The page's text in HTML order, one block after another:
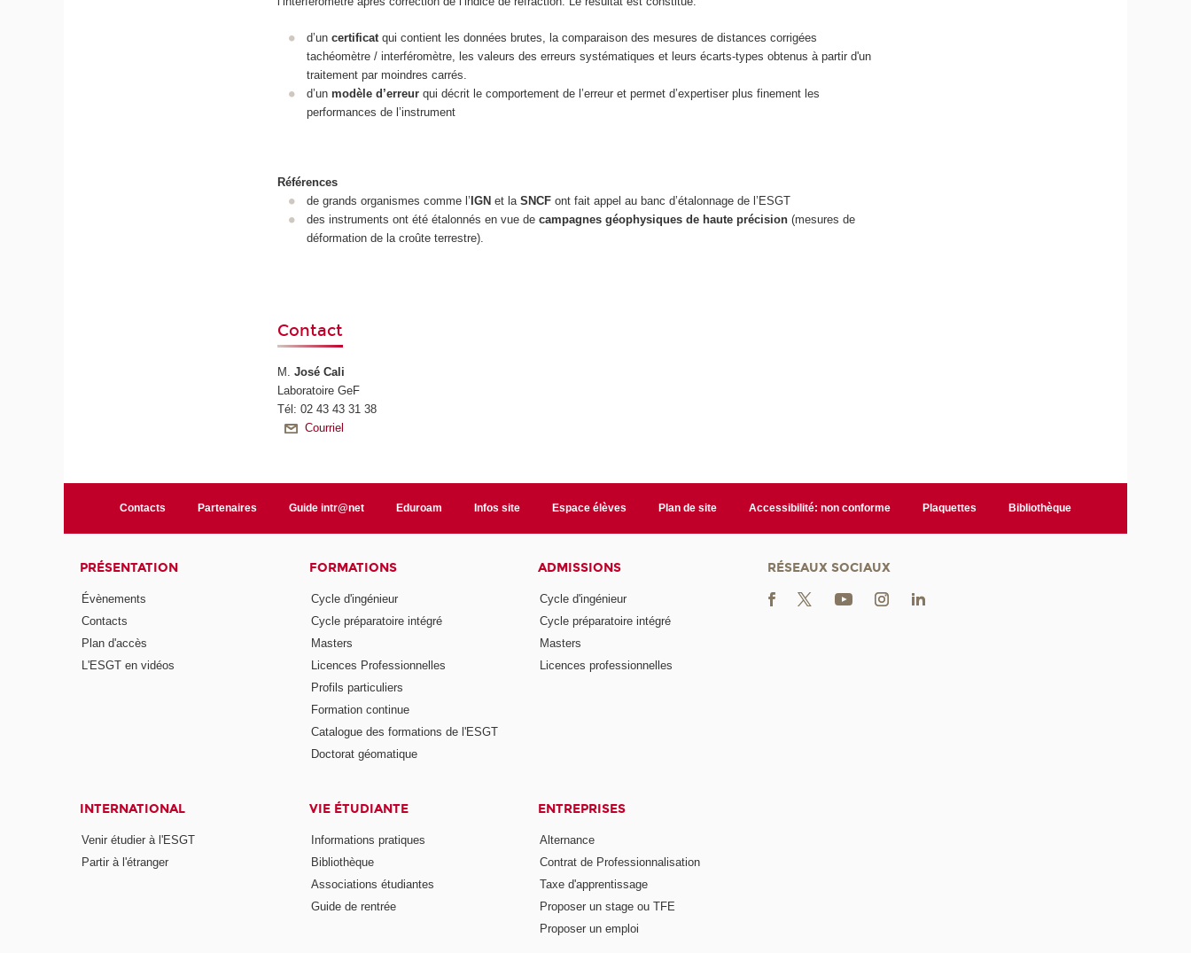
d’un certificatqui contient les données brutes, la comparaison des mesures de distances corrigées
tachéomètre / interféromètre, les valeurs des erreurs systématiques et leurs écarts-types obtenus à partir d'un
traitement par moindres carrés.
d’un modèle d’erreurqui décrit le comportement de l’erreur et permet d’expertiser plus finement les
performances de l’instrument
Références
de grands organismes comme l’ IGN et la SNCFont fait appel au banc d’étalonnage de l’ESGT
des instruments ont été étalonnés en vue de campagnes géophysiques de haute précision(mesures de
déformation de la croûte terrestre).
Contact
M.José Cali
Laboratoire GeF
Tél: 02 43 43 31 38
Courriel
Contacts Partenaires Guide intr@net Eduroam Infos site Espace élèves Plan de site Accessibilité: non conforme Plaquettes Bibliothèque
PRÉSENTATION
Évènements
Contacts
Plan d'accès
L'ESGT en vidéos
FORMATIONS
Cycle d'ingénieur
Cycle préparatoire intégré
Masters
Licences Professionnelles
Profils particuliers
Formation continue
Catalogue des formations de l'ESGT
Doctorat géomatique
ADMISSIONS
Cycle d'ingénieur
Cycle préparatoire intégré
Masters
Licences professionnelles
INTERNATIONAL
Venir étudier à l'ESGT
Partir à l'étranger
VIE ÉTUDIANTE
Informations pratiques
Bibliothèque
Associations étudiantes
Guide de rentrée
ENTREPRISES
Alternance
Contrat de Professionnalisation
Taxe d'apprentissage
Proposer un stage ou TFE
Proposer un emploi
RÉSEAUX SOCIAUX